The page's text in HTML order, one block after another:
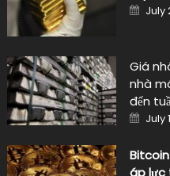
on
July
Giá
nhà
đến
on
July